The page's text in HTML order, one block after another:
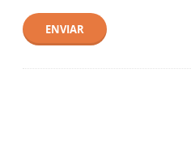
ENVIAR